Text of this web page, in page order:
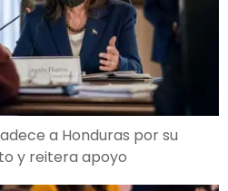
a Honduras por su
y reitera apoyo